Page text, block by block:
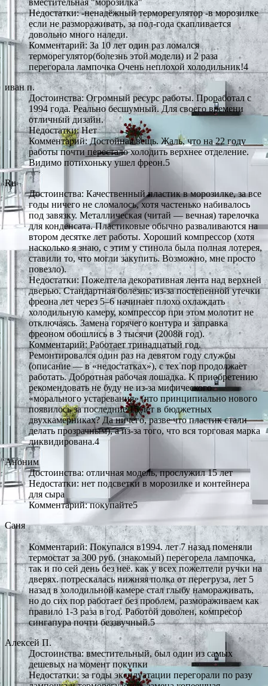
Недостатки: -ненадёжный терморегулятор -в морозилке
если не размораживать, за пол-года скапливается
довольно много наледи.
Комментарий: За 10 лет один раз ломался
терморегулятор(болезнь этой модели) и 2 раза
перегорала лампочка Очень неплохой холодильник!4
иван п.
Достоинства: Огромный ресурс работы. Проработал с
1994 года. Реально бесшумный. Для своего времени
отличный дизайн.
Недостатки: Нет
Комментарий: Достойная вещь. Жаль, что на 22 году
работы почти перестало холодить верхнее отделение.
Видимо потихоньку ушел фреон.5
Ru
Достоинства: Качественный пластик в морозилке, за все
годы ничего не сломалось, хотя частенько набивалось
под завязку. Металлическая (читай — вечная) тарелочка
для конденсата. Пластиковые обычно разваливаются на
втором десятке лет работы. Хороший компрессор (хотя
насколько я знаю, с этим у стинола была полная лотерея,
ставили то, что могли закупить. Возможно, мне просто
повезло).
Недостатки: Пожелтела декоративная лента над верхней
дверью. Стандартная болезнь: из-за постепенной утечки
фреона лет через 5–6 начинает плохо охлаждать
холодильную камеру, компрессор при этом молотит не
отключаясь. Замена горячего контура и заправка
фреоном обошлись в 3 тысячи (2008й год).
Комментарий: Работает тринадцатый год.
Ремонтировался один раз на девятом году службы
(описание — в «недостатках»), с тех пор продолжает
работать. Добротная рабочая лошадка. К приобретению
рекомендовать не буду не из-за мифического
«морального устаревания» (что принципиально нового
появилось за последние 15 лет в бюджетных
двухкамерниках? Да ничего, разве что пластик стали
делать прозрачным), а из-за того, что вся торговая марка
ликвидирована.4
Аноним
Достоинства: отличная модель, прослужил 15 лет
Недостатки: нет подсветки в морозилке и контейнера
для сыра
Комментарий: покупайте5
Саня
Комментарий: Покупался в1994. лет 7 назад поменяли
термостат за 300 руб. (знакомый) перегорела лампочка,
так и по сей день без неё. как у всех пожелтели ручки на
дверях. потрескалась нижняя полка от перегруза, лет 5
назад в холодильной камере стал глыбу намораживать,
но до сих пор работает без проблем, размораживаем как
правило 1-3 раза в год. Работой доволен, компресор
сингапура почти беззвучный.5
Алексей П.
Достоинства: вместительный, был один из самых
дешевых на момент покупки
Недостатки: за годы эксплуатации перегорали по разу